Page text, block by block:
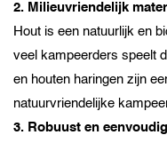
2. Milieuvriendelijk
Hout is een natuurlijk en
veel kampeerders speelt
en houten haringen zijn
natuurvriendelijke
3. Robuust en